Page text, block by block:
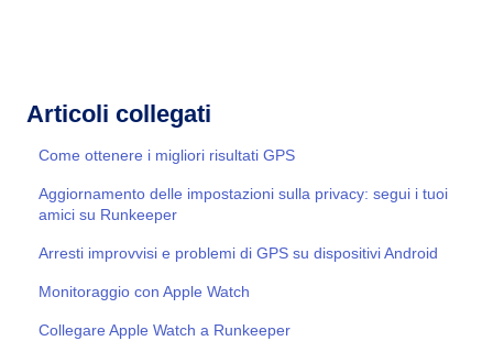
Articoli collegati
Come ottenere i migliori risultati GPS
Aggiornamento delle impostazioni sulla privacy: segui i tuoi
amici su Runkeeper
Arresti improvvisi e problemi di GPS su dispositivi Android
Monitoraggio con Apple Watch
Collegare Apple Watch a Runkeeper